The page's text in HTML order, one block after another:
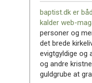
baptist.dk er
kalder web-
personer og
det brede
evigtgyldige og
og andre
guldgrube at